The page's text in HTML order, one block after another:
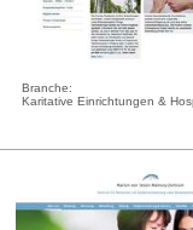
Branche:
Karitative Einrichtungen &